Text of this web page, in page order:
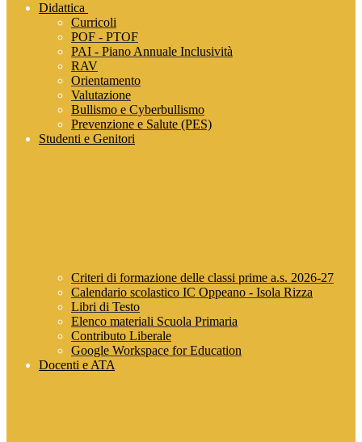
Didattica
Curricoli
POF - PTOF
PAI - Piano Annuale Inclusività
RAV
Orientamento
Valutazione
Bullismo e Cyberbullismo
Prevenzione e Salute (PES)
Studenti e Genitori
Criteri di formazione delle classi prime a.s. 2026-27
Calendario scolastico IC Oppeano - Isola Rizza
Libri di Testo
Elenco materiali Scuola Primaria
Contributo Liberale
Google Workspace for Education
Docenti e ATA